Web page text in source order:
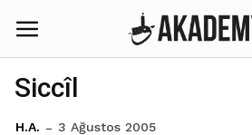
Siccîl
H.A. 3 Ağustos 2005